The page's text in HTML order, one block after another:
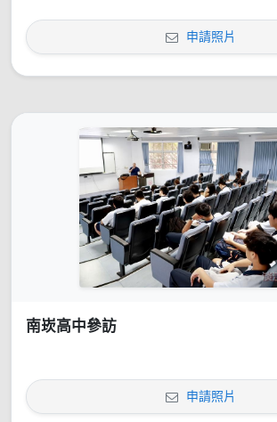
申請照片
南崁高中參訪
申請照片